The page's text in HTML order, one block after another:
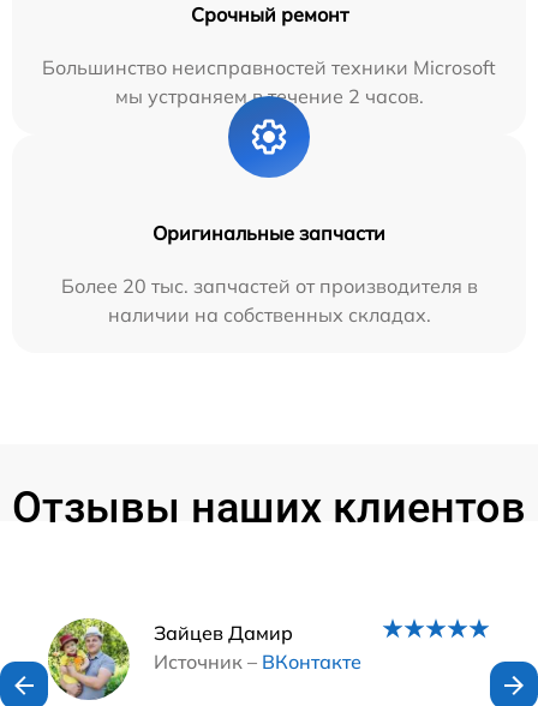
Срочный ремонт
Большинство неисправностей техники Microsoft
мы устраняем в течение 2 часов.
Оригинальные запчасти
Более 20 тыс. запчастей от производителя в
наличии на собственных складах.
Отзывы наших клиентов
Зайцев Дамир
Источник – ВКонтакте
Наши мастера